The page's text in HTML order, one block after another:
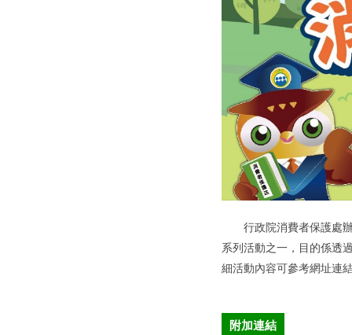
行政院消費者保護處辦
系列活動之一，目的係透
細活動內容可參考網址連
附加連結